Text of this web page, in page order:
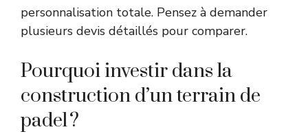
personnalisation totale. Pensez à demander
plusieurs devis détaillés pour comparer.
Pourquoi investir dans la
construction d’un terrain de
padel ?